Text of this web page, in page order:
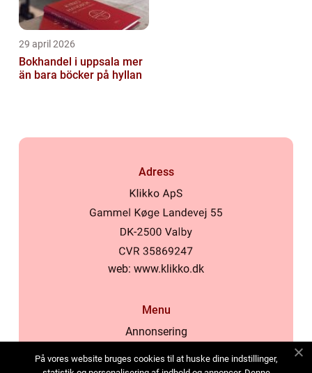
29 april 2026
Bokhandel i uppsala mer
än bara böcker på hyllan
Adress
web: www.klikko.dk
Menu
Annonsering
Cookies
På vores website bruges cookies til at huske dine indstillinger,